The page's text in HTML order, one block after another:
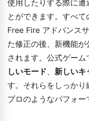
使用したりする際に遭
とができます。すべて
Free Fire アドバンス
た修正の後、新機能
されます。公式ゲーム
しいモード
新しいキ
す。それらをしっか
プロのようなパフォー